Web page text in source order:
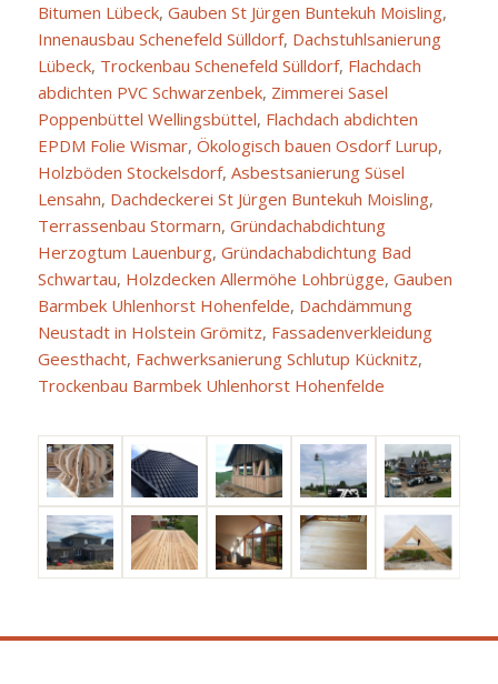
Bitumen Lübeck, Gauben St Jürgen Buntekuh Moisling,
Innenausbau Schenefeld Sülldorf, Dachstuhlsanierung
Lübeck, Trockenbau Schenefeld Sülldorf, Flachdach
abdichten PVC Schwarzenbek, Zimmerei Sasel
Poppenbüttel Wellingsbüttel, Flachdach abdichten
EPDM Folie Wismar, Ökologisch bauen Osdorf Lurup,
Holzböden Stockelsdorf, Asbestsanierung Süsel
Lensahn, Dachdeckerei St Jürgen Buntekuh Moisling,
Terrassenbau Stormarn, Gründachabdichtung
Herzogtum Lauenburg, Gründachabdichtung Bad
Schwartau, Holzdecken Allermöhe Lohbrügge, Gauben
Barmbek Uhlenhorst Hohenfelde, Dachdämmung
Neustadt in Holstein Grömitz, Fassadenverkleidung
Geesthacht, Fachwerksanierung Schlutup Kücknitz,
Trockenbau Barmbek Uhlenhorst Hohenfelde